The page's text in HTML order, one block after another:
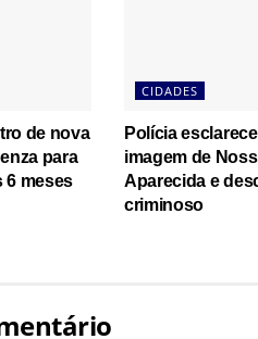
de nova
para
6 meses
CIDADES
Polícia
imagem de
Aparecida e
criminoso